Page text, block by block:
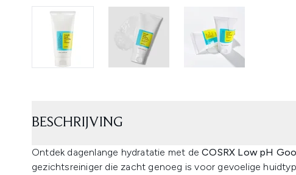
BESCHRIJVING
Ontdek dagenlange hydratatie met deCOSRX Low pH
gezichtsreiniger die zacht genoeg is voor gevoelige